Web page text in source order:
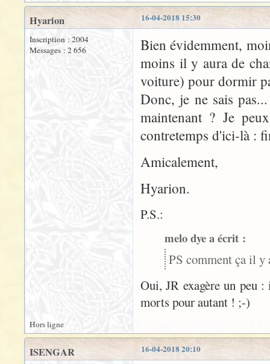
16-04-2018 15:30
Hyarion
Inscription : 2004
Messages : 2 656
Bien évidemment,
moins il y aura de
voiture) pour dormir
Donc, je ne sais
maintenant ? Je
contretemps d'ici-là :
Amicalement,
Hyarion.
P.S.:
melo dye a écrit :
PS comment ça il y
Oui, JR exagère un peu
morts pour autant ! ;-)
Hors ligne
16-04-2018 20:10
ISENGAR